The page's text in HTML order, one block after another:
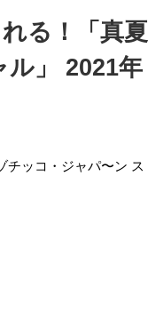
る！「真夏
」 2021年
チッコ・ジャパ〜ン ス